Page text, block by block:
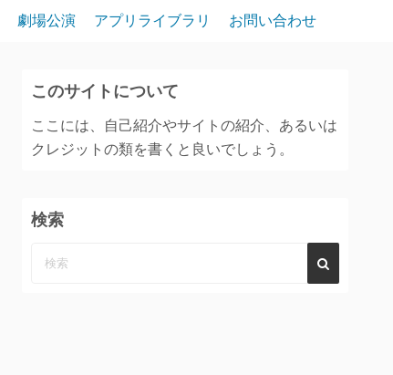
劇場公演 アプリライブラリ お問い合わせ
このサイトについて
ここには、自己紹介やサイトの紹介、あるいは
クレジットの類を書くと良いでしょう。
検索